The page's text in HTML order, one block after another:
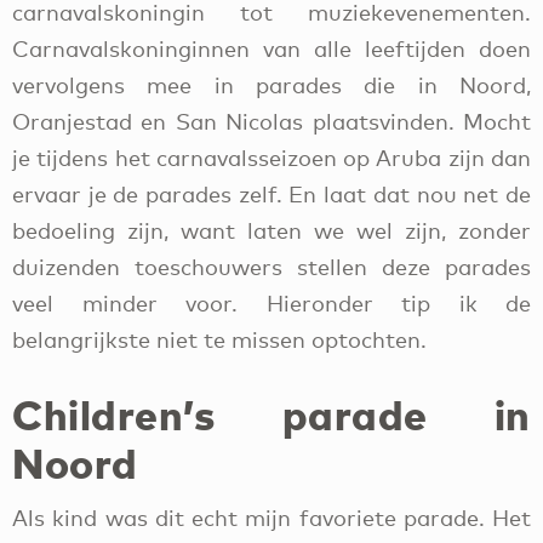
carnavalskoningin tot muziekevenementen.
Carnavalskoninginnen van alle leeftijden doen
vervolgens mee in parades die in Noord,
Oranjestad en San Nicolas plaatsvinden. Mocht
je tijdens het carnavalsseizoen op Aruba zijn dan
ervaar je de parades zelf. En laat dat nou net de
bedoeling zijn, want laten we wel zijn, zonder
duizenden toeschouwers stellen deze parades
veel minder voor. Hieronder tip ik de
belangrijkste niet te missen optochten.
Children’s parade in
Noord
Als kind was dit echt mijn favoriete parade. Het